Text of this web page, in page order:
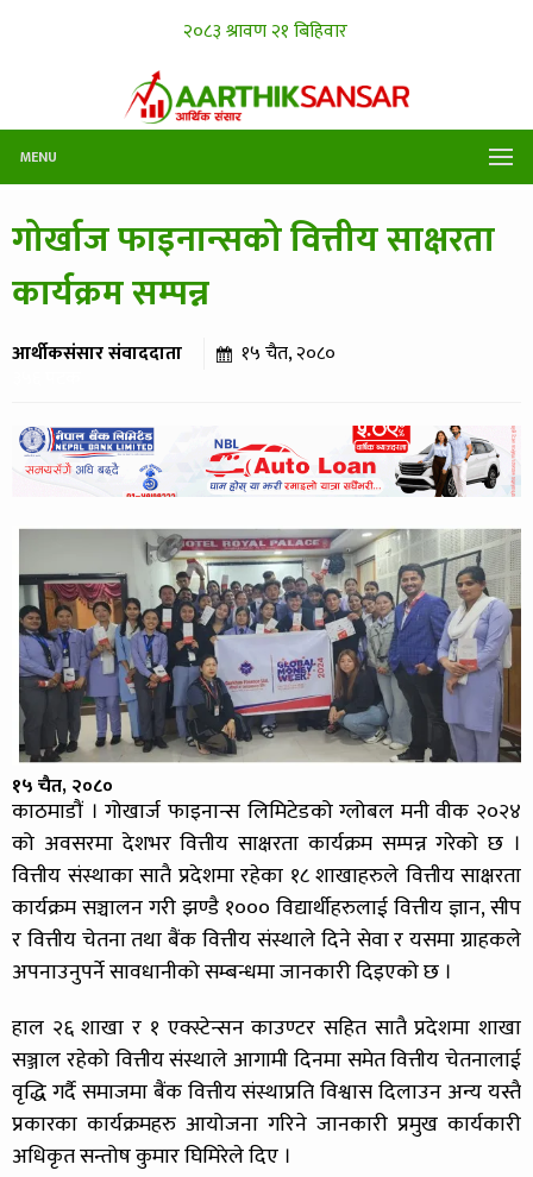
MENU
गोर्खाज फाइनान्सको वित्तीय साक्षरता
कार्यक्रम सम्पन्न
आर्थीकसंसार संवाददाता १५ चैत, २०८०
१५ चैत, २०८०
काठमाडौं । गोखार्ज फाइनान्स लिमिटेडको ग्लोबल मनी वीक २०२४
को अवसरमा देशभर वित्तीय साक्षरता कार्यक्रम सम्पन्न गरेको छ ।
वित्तीय संस्थाका सातै प्रदेशमा रहेका १८ शाखाहरुले वित्तीय साक्षरता
कार्यक्रम सञ्चालन गरी झण्डै १००० विद्यार्थीहरुलाई वित्तीय ज्ञान, सीप
र वित्तीय चेतना तथा बैंक वित्तीय संस्थाले दिने सेवा र यसमा ग्राहकले
अपनाउनुपर्ने सावधानीको सम्बन्धमा जानकारी दिइएको छ ।
हाल २६ शाखा र १ एक्स्टेन्सन काउण्टर सहित सातै प्रदेशमा शाखा
सञ्जाल रहेको वित्तीय संस्थाले आगामी दिनमा समेत वित्तीय चेतनालाई
वृद्धि गर्दै समाजमा बैंक वित्तीय संस्थाप्रति विश्वास दिलाउन अन्य यस्तै
प्रकारका कार्यक्रमहरु आयोजना गरिने जानकारी प्रमुख कार्यकारी
अधिकृत सन्तोष कुमार घिमिरेले दिए ।